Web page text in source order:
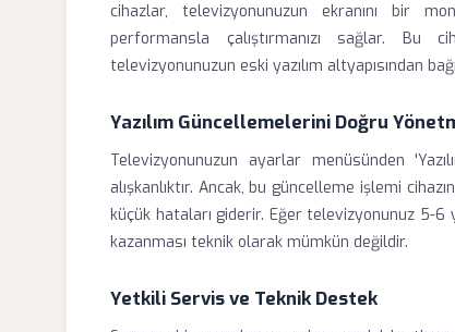
cihazlar, televizyonunuzun ekranını bir
performansla çalıştırmanızı sağlar.
televizyonunuzun eski yazılım altyapısından
Yazılım Güncellemelerini Doğru
Televizyonunuzun ayarlar menüsünden
alışkanlıktır. Ancak, bu güncelleme işlemi
küçük hataları giderir. Eğer televizyonunuz 5-6
kazanması teknik olarak mümkün değildir.
Yetkili Servis ve Teknik Destek